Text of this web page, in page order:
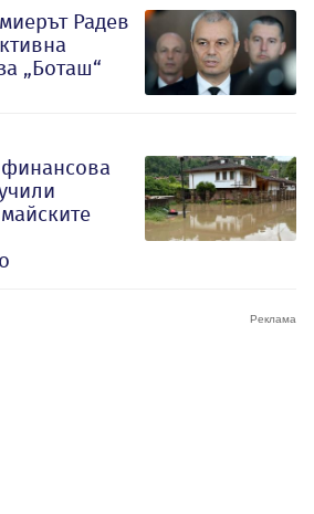
Радев
„Боташ“